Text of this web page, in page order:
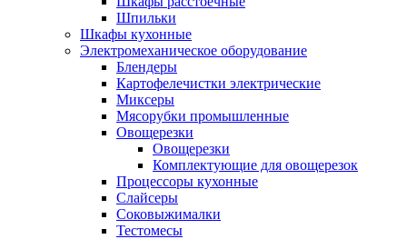
Шпильки
Шкафы кухонные
Электромеханическое оборудование
Блендеры
Картофелечистки электрические
Миксеры
Мясорубки промышленные
Овощерезки
Овощерезки
Комплектующие для овощерезок
Процессоры кухонные
Слайсеры
Соковыжималки
Тестомесы